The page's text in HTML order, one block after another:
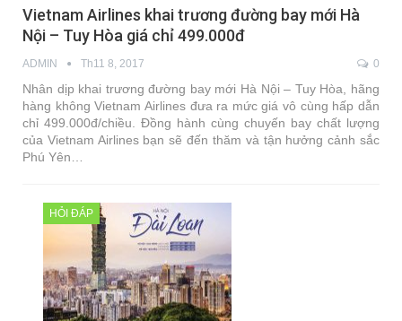
Vietnam Airlines khai trương đường bay mới Hà
Nội – Tuy Hòa giá chỉ 499.000đ
ADMIN Th11 8, 2017 0
Nhân dịp khai trương đường bay mới Hà Nội – Tuy Hòa, hãng
hàng không Vietnam Airlines đưa ra mức giá vô cùng hấp dẫn
chỉ 499.000đ/chiều. Đồng hành cùng chuyến bay chất lượng
của Vietnam Airlines bạn sẽ đến thăm và tận hưởng cảnh sắc
Phú Yên…
HỎI ĐÁP